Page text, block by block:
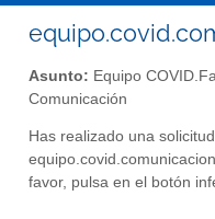
Asunto: Equipo
Comunicación
Has realizado una
favor, pulsa en el botón